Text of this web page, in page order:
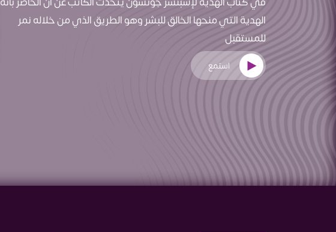
الهدية التي منحها الخالق للبشر وهو الطريق الذي من خلاله نمر
للمستقبل
استمع